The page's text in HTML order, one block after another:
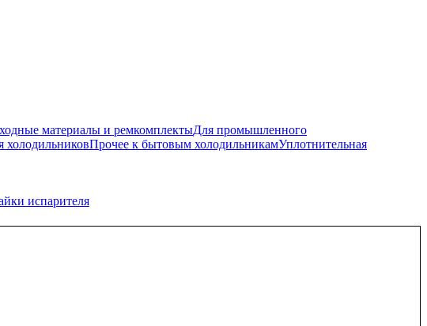
материалы и ремкомплектыДля промышленного
холодильниковПрочее к бытовым холодильникамУплотнительная
испарителя